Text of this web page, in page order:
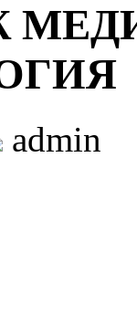
admin